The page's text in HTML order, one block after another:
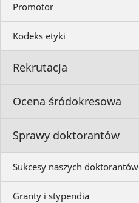
Promotor
Kodeks etyki
Rekrutacja
Ocena śródokresowa
Sprawy doktorantów
Sukcesy naszych doktorantów
Granty i stypendia